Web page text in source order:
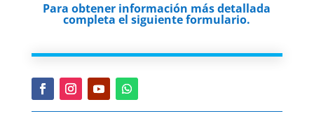
Para obtener información más detallada
completa el siguiente formulario.